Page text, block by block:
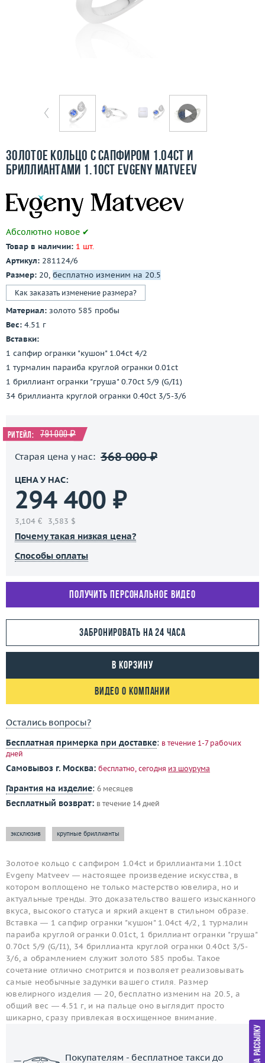
Бесплатная доставка
Контакты
Заказать звонок
Золотое кольцо с сапфиром 1.04ct и
бриллиантами 1.10ct Evgeny Matveev
Абсолютно новое ✔
Товар в наличии: 1 шт.
Артикул: 281124/6
Размер: 20, бесплатно изменим на 20.5
Как заказать изменение размера?
Материал: золото 585 пробы
Вес: 4.51 г
Вставки:
1 сапфир огранки "кушон" 1.04ct 4/2
1 турмалин параиба круглой огранки 0.01ct
1 бриллиант огранки "груша" 0.70ct 5/9 (G/I1)
34 бриллианта круглой огранки 0.40ct 3/5-3/6
Ритейл: 791 000 ₽
Старая цена у нас: 368 000 ₽
ЦЕНА У НАС:
294 400 ₽
3,104 € 3,583 $
Почему такая низкая цена?
Способы оплаты
Получить персональное видео
Забронировать на 24 часа
В корзину
Видео о компании
Остались вопросы?
Бесплатная примерка при доставке: в течение 1-7 рабочих
дней
Самовывоз г. Москва: бесплатно, сегодня из шоурума
Гарантия на изделие: 6 месяцев
Бесплатный возврат: в течение 14 дней
эксклюзив крупные бриллианты
Золотое кольцо с сапфиром 1.04ct и бриллиантами 1.10ct
Evgeny Matveev — настоящее произведение искусства, в
котором воплощено не только мастерство ювелира, но и
актуальные тренды. Это доказательство вашего изысканного
вкуса, высокого статуса и яркий акцент в стильном образе.
Вставка — 1 сапфир огранки "кушон" 1.04ct 4/2, 1 турмалин
параиба круглой огранки 0.01ct, 1 бриллиант огранки "груша"
0.70ct 5/9 (G/I1), 34 бриллианта круглой огранки 0.40ct 3/5-
3/6, а обрамлением служит золото 585 пробы. Такое
сочетание отлично смотрится и позволяет реализовывать
самые необычные задумки вашего стиля. Размер
ювелирного изделия — 20, бесплатно изменим на 20.5, а
общий вес — 4.51 г, и на пальце оно выглядит просто
шикарно, сразу привлекая восхищенное внимание.
Покупателям - бесплатное такси до